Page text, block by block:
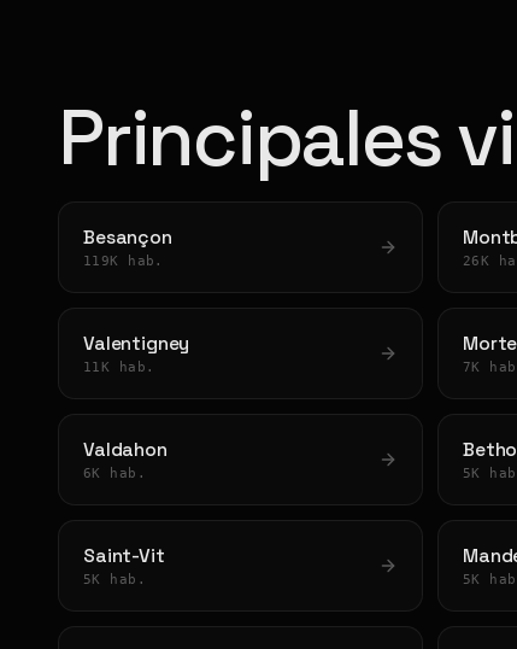
Principales
Besançon
119K hab. 26K
Valentigney
11K hab. 7K
Valdahon
6K hab. 5K
Saint-Vit
5K hab. 5K